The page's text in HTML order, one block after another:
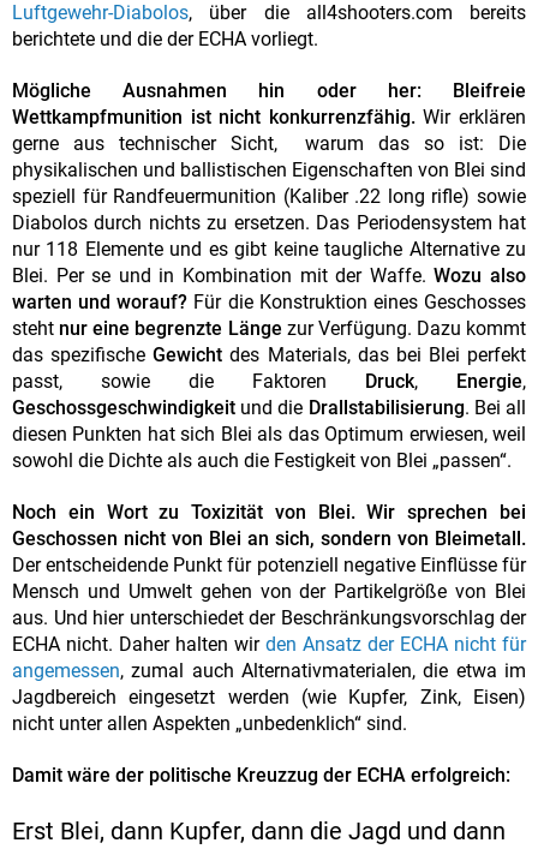
Luftgewehr-Diabolos, über die all4shooters.com bereits
berichtete und die der ECHA vorliegt.
Mögliche Ausnahmen hin oder her: Bleifreie
Wettkampfmunition ist nicht konkurrenzfähig.Wir erklären
gerne aus technischer Sicht, warum das so ist: Die
physikalischen und ballistischen Eigenschaften von Blei sind
speziell für Randfeuermunition (Kaliber .22 long rifle) sowie
Diabolos durch nichts zu ersetzen. Das Periodensystem hat
nur 118 Elemente und es gibt keine taugliche Alternative zu
Blei. Per se und in Kombination mit der Waffe.Wozu also
warten und worauf? Für die Konstruktion eines Geschosses
steht nur eine begrenzte Länge zur Verfügung. Dazu kommt
das spezifischeGewichtdes Materials, das bei Blei perfekt
passt, sowie die Faktoren
Druck, Energie,
Geschossgeschwindigkeit und die Drallstabilisierung. Bei all
diesen Punkten hat sich Blei als das Optimum erwiesen, weil
sowohl die Dichte als auch die Festigkeit von Blei „passen“.
Noch ein Wort zu Toxizität von Blei. Wir sprechen bei
Geschossen nicht von Blei an sich, sondern von Bleimetall.
Der entscheidende Punkt für potenziell negative Einflüsse für
Mensch und Umwelt gehen von der Partikelgröße von Blei
aus. Und hier unterschiedet der Beschränkungsvorschlag der
ECHA nicht. Daher halten wir den Ansatz der ECHA nicht für
angemessen, zumal auch Alternativmaterialen, die etwa im
Jagdbereich eingesetzt werden (wie Kupfer, Zink, Eisen)
nicht unter allen Aspekten „unbedenklich“ sind.
Damit wäre der politische Kreuzzug der ECHA erfolgreich:
Erst Blei, dann Kupfer, dann die Jagd und dann